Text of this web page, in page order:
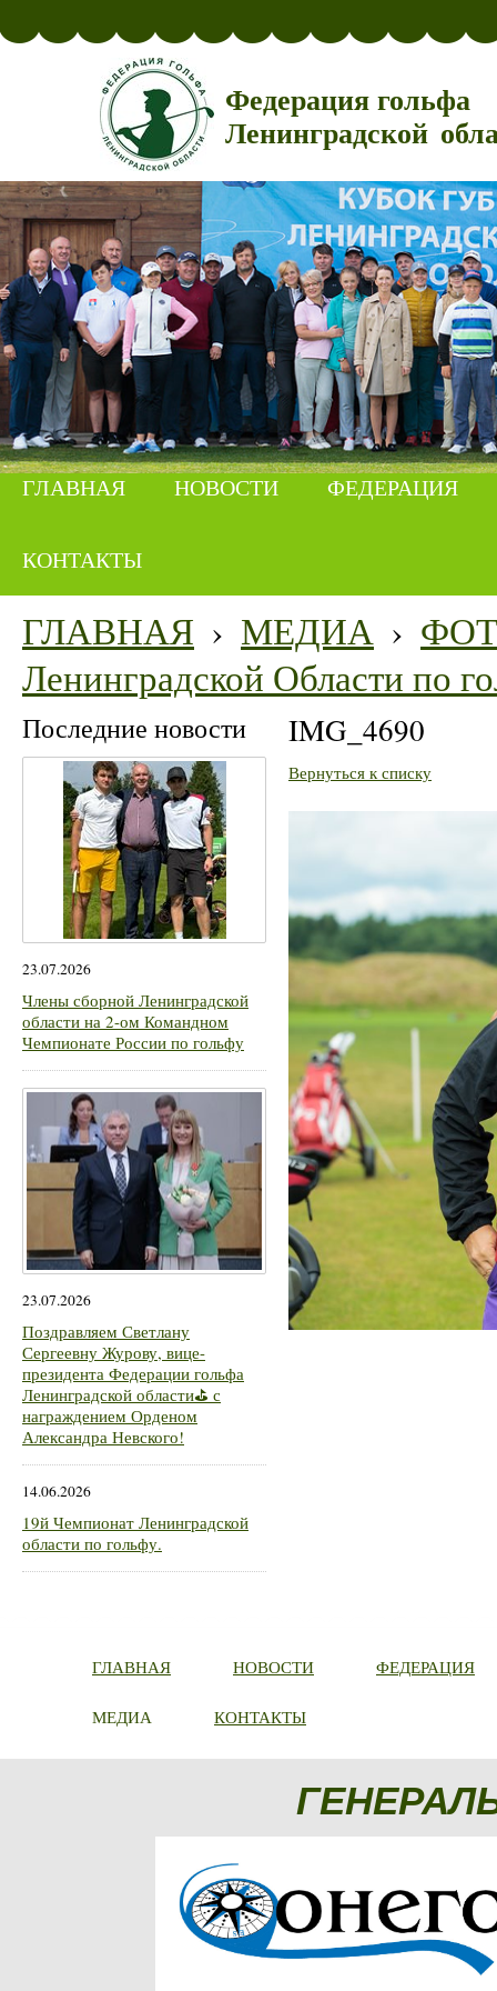
Федерация гольфа
Ленинградской
ГЛАВНАЯ НОВОСТИ ФЕДЕРАЦИЯ
КОНТАКТЫ
ГЛАВНАЯ › МЕДИА ›
Ленинградской Области по
Последние новости
23.07.2026
Члены сборной Ленинградской
области на 2-ом Командном
Чемпионате России по гольфу
23.07.2026
Поздравляем Светлану
Сергеевну Журову, вице-
президента Федерации гольфа
Ленинградской области⛳ с
награждением Орденом
Александра Невского!
14.06.2026
19й Чемпионат Ленинградской
области по гольфу.
IMG_4690
Вернуться к списку
ГЛАВНАЯ НОВОСТИ ФЕДЕРАЦИЯ
МЕДИА КОНТАКТЫ